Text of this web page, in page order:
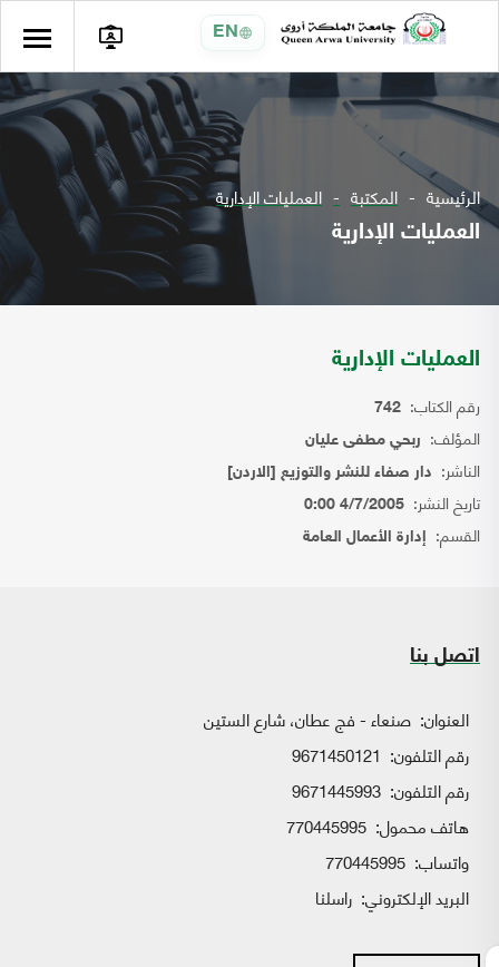
EN
الرئيسية المكتبة العمليات الإدارية
العمليات الإدارية
العمليات الإدارية
رقم الكتاب: 742
المؤلف: ربحي مطفى عليان
الناشر: دار صفاء للنشر والتوزيع [الاردن]
تاريخ النشر: 4/7/2005 0:00
القسم: إدارة الأعمال العامة
اتصل بنا
العنوان: صنعاء - فج عطان، شارع الستين
رقم التلفون: 9671450121
رقم التلفون: 9671445993
هاتف محمول: 770445995
واتساب:
البريد الإلكتروني: راسلنا